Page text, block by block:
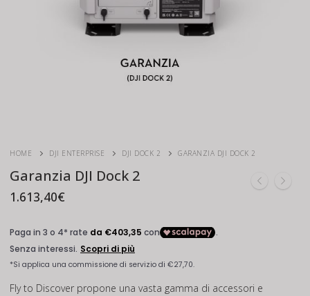
HOME DJI ENTERPRISE DJI DOCK 2 GARANZIA DJI DOCK 2
Garanzia DJI Dock 2
1.613,40€
Fly to Discover propone una vasta gamma di accessori e